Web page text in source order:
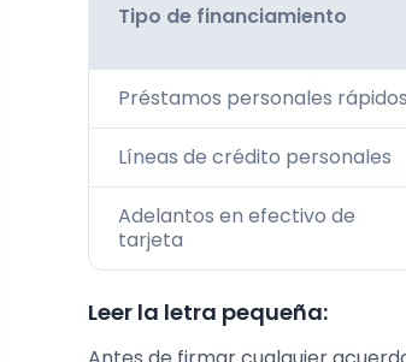
Tipo de financiamiento
Préstamos personales rápidos
Líneas de crédito personales
Adelantos en efectivo de
tarjeta
Leer la letra pequeña: